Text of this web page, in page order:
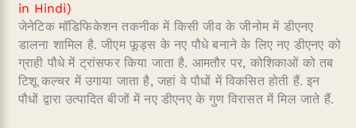
in Hindi)
जेनेटिक मॉडिफिकेशन तकनीक में किसी जीव के जीनोम में डीएनए
डालना शामिल है. जीएम फूड्स के नए पौधे बनाने के लिए नए डीएनए को
ग्राही पौधे में ट्रांसफर किया जाता है. आमतौर पर, कोशिकाओं को तब
टिशू कल्चर में उगाया जाता है, जहां वे पौधों में विकसित होती हैं. इन
पौधों द्वारा उत्पादित बीजों में नए डीएनए के गुण विरासत में मिल जाते हैं.